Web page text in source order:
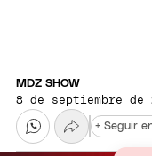
MDZ SHOW
8 de septiembre de
+ Seguir